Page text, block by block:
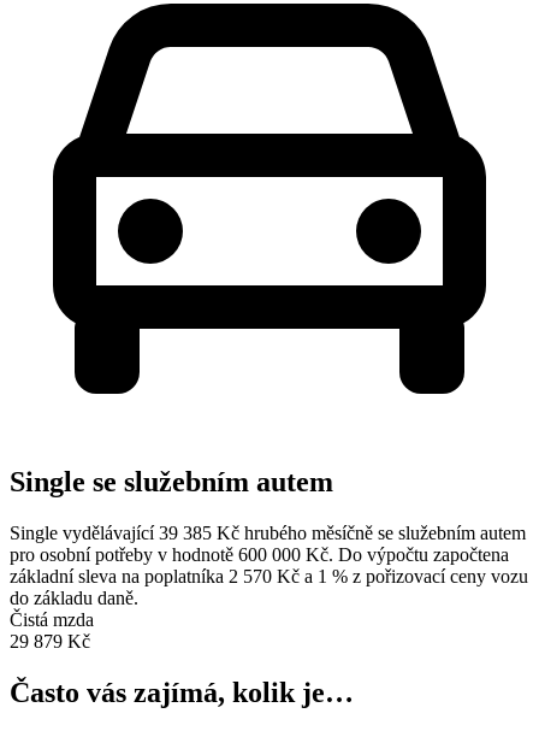
Single se služebním autem
Single vydělávající 39 385 Kč hrubého měsíčně se služebním autem
pro osobní potřeby v hodnotě 600 000 Kč. Do výpočtu započtena
základní sleva na poplatníka 2 570 Kč a 1 % z pořizovací ceny vozu
do základu daně.
Čistá mzda
29 879 Kč
Často vás zajímá, kolik je…